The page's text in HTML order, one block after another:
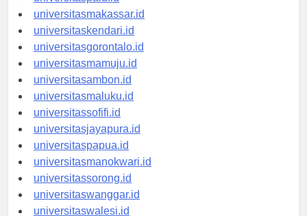
universitaspalu.id
universitasmakassar.id
universitaskendari.id
universitasgorontalo.id
universitasmamuju.id
universitasambon.id
universitasmaluku.id
universitassofifi.id
universitasjayapura.id
universitaspapua.id
universitasmanokwari.id
universitassorong.id
universitaswanggar.id